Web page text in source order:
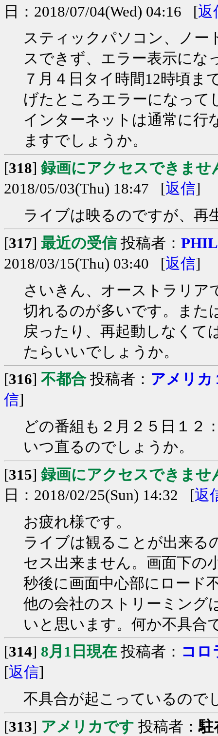
日：2018/07/04(Wed) 04:16 [返
スティックパソコン、ノー
スできず、エラー表示にな
７月４日タイ時間12時頃ま
げたところエラーになって
インターネットは通常に行
ますでしょうか。
[318] 録画にアクセスできませ
2018/05/03(Thu) 18:47 [返信]
ライブは映るのですが、再
[317] 最近の受信投稿者：
2018/03/15(Thu) 03:40 [返信]
さいきん、オーストラリア
切れるのが多いです。また
戻ったり、再起動しなくて
たらいいでしょうか。
[316] 不都合投稿者： アメリカ
信]
どの番組も２月２５日１２
いつ直るのでしょうか。
[315] 録画にアクセスできませ
日：2018/02/25(Sun) 14:32 [返
お疲れ様です。
ライブは観ることが出来る
セス出来ません。画面下の
秒後に画面中心部にロード
他の会社のストリーミング
いと思います。何か不具合
[314] 8月1日現在 投稿者： コロ
[返信]
不具合が起こっているので
[313] アメリカです 投稿者：駐